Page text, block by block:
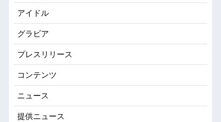
アイドル
グラビア
プレスリリース
コンテンツ
ニュース
提供ニュース